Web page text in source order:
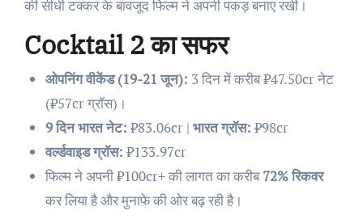
की सीधी टक्कर के बावजूद फिल्म ने अपनी पकड़ बनाए रखी।
Cocktail 2 का सफर
ओपनिंग वीकेंड (19-21 जून): 3 दिन में करीब ₹47.50cr नेट
(₹57cr ग्रॉस)।
9 दिन भारत नेट: ₹83.06cr | भारत ग्रॉस: ₹98cr
वर्ल्डवाइड ग्रॉस: ₹133.97cr
फिल्म ने अपनी ₹100cr+ की लागत का करीब72% रिकवर
कर लिया है और मुनाफे की ओर बढ़ रही है।